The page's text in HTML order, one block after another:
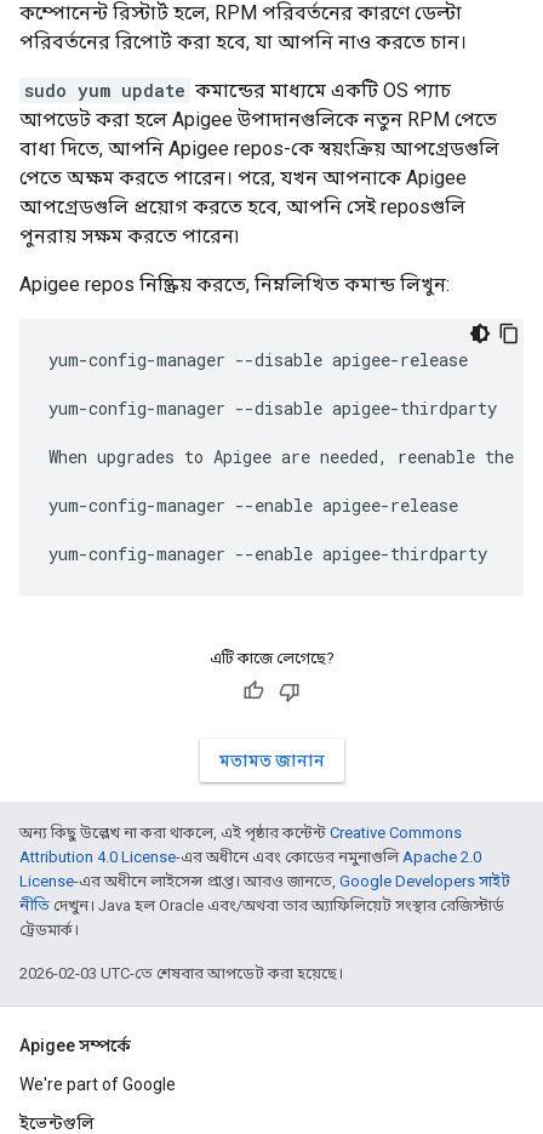
কম্পোনেন্ট রিস্টার্ট হলে, RPM পরিবর্তনের কারণে ডেল্টা
পরিবর্তনের রিপোর্ট করা হবে, যা আপনি নাও করতে চান।
sudo yum update কমান্ডের মাধ্যমে একটি OS প্যাচ
আপডেট করা হলে Apigee উপাদানগুলিকে নতুন RPM পেতে
বাধা দিতে, আপনি Apigee repos-কে স্বয়ংক্রিয় আপগ্রেডগুলি
পেতে অক্ষম করতে পারেন। পরে, যখন আপনাকে Apigee
আপগ্রেডগুলি প্রয়োগ করতে হবে, আপনি সেই reposগুলি
পুনরায় সক্ষম করতে পারেন৷
Apigee repos নিষ্ক্রিয় করতে, নিম্নলিখিত কমান্ড লিখুন:
yum-config-manager --disable apigee-release
yum-config-manager --disable apigee-thirdparty
When upgrades to Apigee are needed, reenable the
yum-config-manager --enable apigee-release
yum-config-manager --enable apigee-thirdparty
এটি কাজে লেগেছে?
মতামত জানান
অন্য কিছু উল্লেখ না করা থাকলে, এই পৃষ্ঠার কন্টেন্ট Creative Commons
Attribution 4.0 License-এর অধীনে এবং কোডের নমুনাগুলিApache 2.0
License-এর অধীনে লাইসেন্স প্রাপ্ত। আরও জানতে, Google Developers সাইট
নীতি দেখুন। Java হল Oracle এবং/অথবা তার অ্যাফিলিয়েট সংস্থার রেজিস্টার্ড
ট্রেডমার্ক।
2026-02-03 UTC-তে শেষবার আপডেট করা হয়েছে।
Apigee সম্পর্কে
We're part of Google
ইভেন্টগুলি